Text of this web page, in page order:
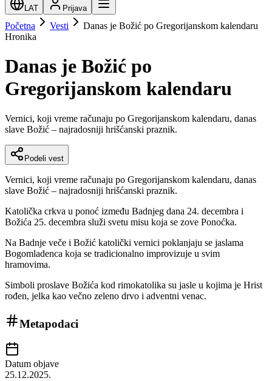
LAT Prijava
Početna Vesti
Danas je Božić po Gregorijanskom kalendaru
Hronika
Danas je Božić po
Gregorijanskom kalendaru
Vernici, koji vreme računaju po Gregorijanskom kalendaru, danas
slave Božić – najradosniji hrišćanski praznik.
Podeli vest
Vernici, koji vreme računaju po Gregorijanskom kalendaru, danas
slave Božić – najradosniji hrišćanski praznik.
Katolička crkva u ponoć između Badnjeg dana 24. decembra i
Božića 25. decembra služi svetu misu koja se zove Ponoćka.
Na Badnje veče i Božić katolički vernici poklanjaju se jaslama
Bogomladenca koja se tradicionalno improvizuje u svim
hramovima.
Simboli proslave Božića kod rimokatolika su jasle u kojima je Hrist
rođen, jelka kao večno zeleno drvo i adventni venac.
Metapodaci
Datum objave
25.12.2025.